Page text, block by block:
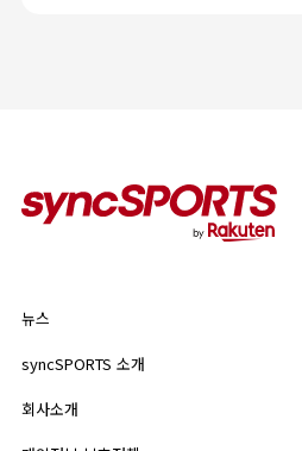
기업 정보
개인정보 보호정책
이용약관
뉴스
syncSPORTS 소개
회사소개